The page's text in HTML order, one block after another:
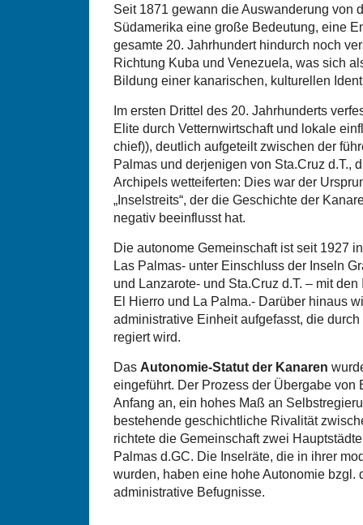
Seit 1871 gewann die Auswanderung von
Südamerika eine große Bedeutung, eine
gesamte 20. Jahrhundert hindurch noch
Richtung Kuba und Venezuela, was sich
Bildung einer kanarischen, kulturellen
Im ersten Drittel des 20. Jahrhunderts
Elite durch Vetternwirtschaft und lokale
chief)), deutlich aufgeteilt zwischen der
Palmas und derjenigen von Sta.Cruz d.T.,
Archipels wetteiferten: Dies war der
„Inselstreits“, der die Geschichte der
negativ beeinflusst hat.
Die autonome Gemeinschaft ist seit 1927
Las Palmas- unter Einschluss der Inseln
und Lanzarote- und Sta.Cruz d.T. – mit
El Hierro und La Palma.- Darüber hinaus
administrative Einheit aufgefasst, die
regiert wird.
Das Autonomie-Statut der Kanaren
eingeführt. Der Prozess der Übergabe von
Anfang an, ein hohes Maß an
bestehende geschichtliche Rivalität
richtete die Gemeinschaft zwei
Palmas d.GC. Die Inselräte, die in ihrer
wurden, haben eine hohe Autonomie bzgl.
administrative Befugnisse.